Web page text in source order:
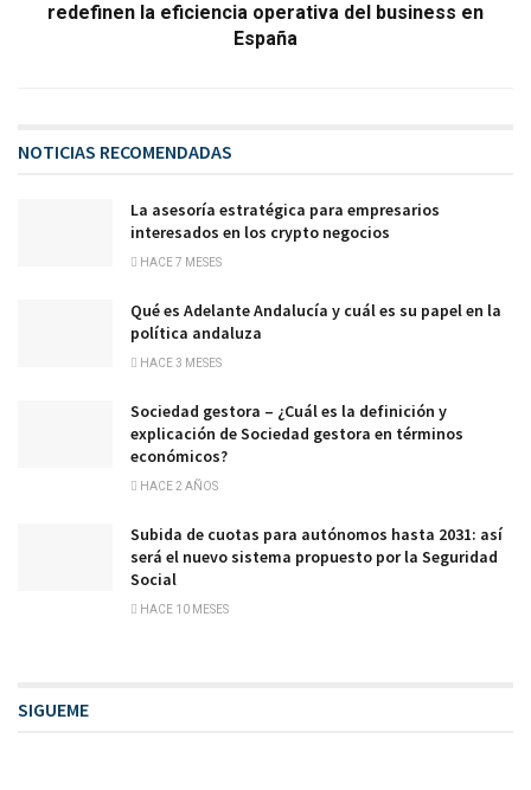
redefinen la eficiencia operativa del business en
España
NOTICIAS RECOMENDADAS
La asesoría estratégica para empresarios
interesados en los crypto negocios
HACE 7 MESES
Qué es Adelante Andalucía y cuál es su papel en la
política andaluza
HACE 3 MESES
Sociedad gestora – ¿Cuál es la definición y
explicación de Sociedad gestora en términos
económicos?
HACE 2 AÑOS
Subida de cuotas para autónomos hasta 2031: así
será el nuevo sistema propuesto por la Seguridad
Social
HACE 10 MESES
SIGUEME